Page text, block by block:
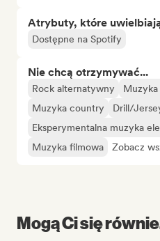
Atrybuty, które
Dostępne na Spotify
Nie chcą otrzymywać...
Rock alternatywny
Muzyka
Muzyka country
Drill/
Eksperymentalna muzyka
Muzyka filmowa
Zobacz
Mogą Ci się